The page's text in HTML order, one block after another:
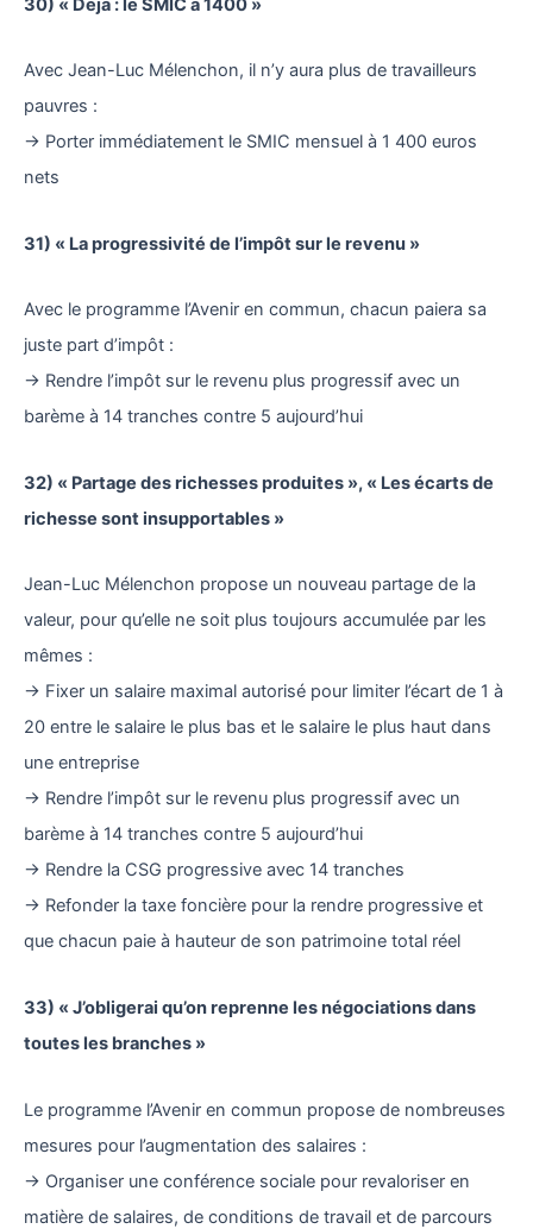
30) « Déjà : le SMIC à 1400 »
Avec Jean-Luc Mélenchon, il n’y aura plus de travailleurs
pauvres :
→ Porter immédiatement le SMIC mensuel à 1 400 euros
nets
31) « La progressivité de l’impôt sur le revenu »
Avec le programme l’Avenir en commun, chacun paiera sa
juste part d’impôt :
→ Rendre l’impôt sur le revenu plus progressif avec un
barème à 14 tranches contre 5 aujourd’hui
32) « Partage des richesses produites », « Les écarts de
richesse sont insupportables »
Jean-Luc Mélenchon propose un nouveau partage de la
valeur, pour qu’elle ne soit plus toujours accumulée par les
mêmes :
→ Fixer un salaire maximal autorisé pour limiter l’écart de 1 à
20 entre le salaire le plus bas et le salaire le plus haut dans
une entreprise
→ Rendre l’impôt sur le revenu plus progressif avec un
barème à 14 tranches contre 5 aujourd’hui
→ Rendre la CSG progressive avec 14 tranches
→ Refonder la taxe foncière pour la rendre progressive et
que chacun paie à hauteur de son patrimoine total réel
33) « J’obligerai qu’on reprenne les négociations dans
toutes les branches »
Le programme l’Avenir en commun propose de nombreuses
mesures pour l’augmentation des salaires :
→ Organiser une conférence sociale pour revaloriser en
matière de salaires, de conditions de travail et de parcours